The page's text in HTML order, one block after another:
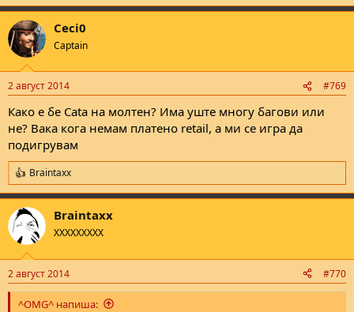
Ceci0
Captain
2 август 2014 #769
Како е бе Cata на молтен? Има уште многу багови или
не? Вака кога немам платено retail, а ми се игра да
подигрувам
R
e
a
c
t
i
s
:
Braintaxx
Braintaxx
XXXXXXXXX
2 август 2014 #770
^OMG^ напиша: